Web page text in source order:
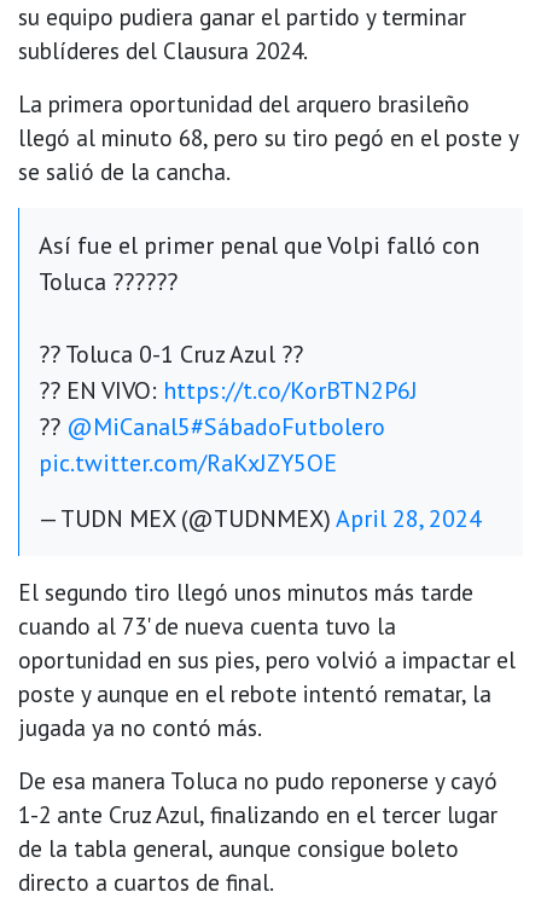
su equipo pudiera ganar el partido y terminar
sublíderes del Clausura 2024.
La primera oportunidad del arquero brasileño
llegó al minuto 68, pero su tiro pegó en el poste y
se salió de la cancha.
Así fue el primer penal que Volpi falló con
Toluca ??????
?? Toluca 0-1 Cruz Azul ??
?? EN VIVO: https://t.co/KorBTN2P6J
?? @MiCanal5#SábadoFutbolero
pic.twitter.com/RaKxJZY5OE
— TUDN MEX (@TUDNMEX)April 28, 2024
El segundo tiro llegó unos minutos más tarde
cuando al 73' de nueva cuenta tuvo la
oportunidad en sus pies, pero volvió a impactar el
poste y aunque en el rebote intentó rematar, la
jugada ya no contó más.
De esa manera Toluca no pudo reponerse y cayó
1-2 ante Cruz Azul, finalizando en el tercer lugar
de la tabla general, aunque consigue boleto
directo a cuartos de final.